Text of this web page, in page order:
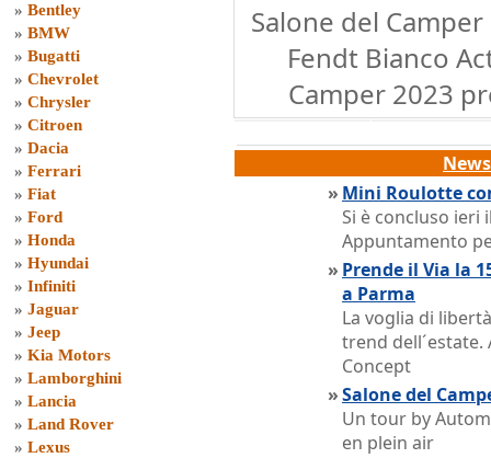
» Bentley
» BMW
» Bugatti
» Chevrolet
» Chrysler
» Citroen
» Dacia
» Ferrari
» Fiat
» Ford
» Honda
» Hyundai
» Infiniti
» Jaguar
» Jeep
» Kia Motors
» Lamborghini
» Lancia
» Land Rover
» Lexus
Salone del
Fendt Bianco
Camper 2023
» Mini Roulotte
Si è concluso ieri
Appuntamento
» Prende il Via la
a Parma
La voglia di
trend
Concept
»Salone del
Un tour by
en plein air